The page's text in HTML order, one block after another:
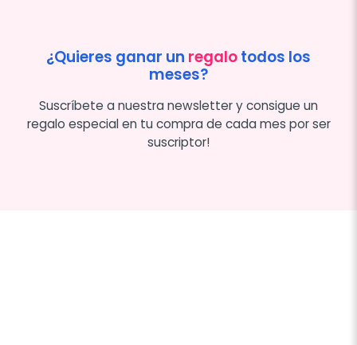
¿Quieres ganar un regalotodos los
meses?
Suscríbete a nuestra newsletter y consigue un
regalo especial en tu compra de cada mes por ser
suscriptor!